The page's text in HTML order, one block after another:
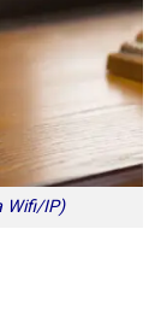
Wifi/IP)